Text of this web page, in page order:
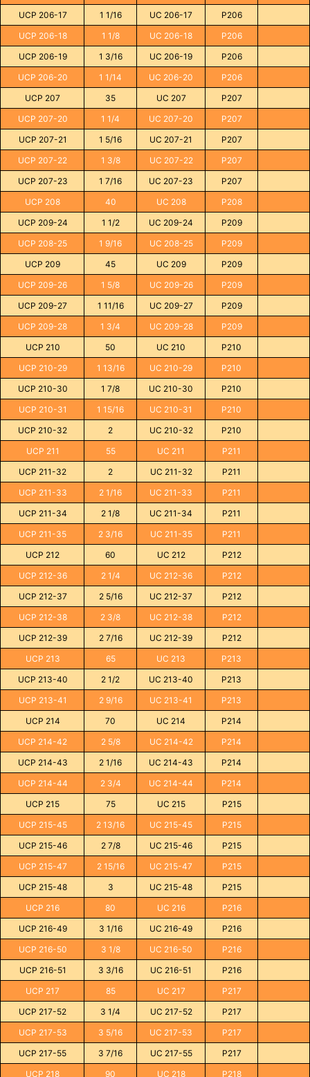
UCP 206-17
1 1/16 UC 206-17
P206
UCP 206-18
1 1/8 UC 206-18
P206
UCP 206-19
1 3/16 UC 206-19
P206
UCP 206-20
1 1/14 UC 206-20
P206
UCP 207
35 UC 207
P207
UCP 207-20
1 1/4 UC 207-20
P207
UCP 207-21
1 5/16 UC 207-21
P207
UCP 207-22
1 3/8 UC 207-22
P207
UCP 207-23
1 7/16 UC 207-23
P207
UCP 208
40 UC 208
P208
UCP 209-24
1 1/2 UC 209-24
P209
UCP 208-25
1 9/16 UC 208-25
P209
UCP 209
45 UC 209
P209
UCP 209-26
1 5/8 UC 209-26
P209
UCP 209-27
1 11/16 UC 209-27
P209
UCP 209-28
1 3/4 UC 209-28
P209
UCP 210
50 UC 210
P210
UCP 210-29
1 13/16 UC 210-29
P210
UCP 210-30
1 7/8 UC 210-30
P210
UCP 210-31
1 15/16 UC 210-31
P210
UCP 210-32
2 UC 210-32
P210
UCP 211
55 UC 211
P211
UCP 211-32
2 UC 211-32
P211
UCP 211-33
2 1/16 UC 211-33
P211
UCP 211-34
2 1/8 UC 211-34
P211
UCP 211-35
2 3/16 UC 211-35
P211
UCP 212
60 UC 212
P212
UCP 212-36
2 1/4 UC 212-36
P212
UCP 212-37
2 5/16 UC 212-37
P212
UCP 212-38
2 3/8 UC 212-38
P212
UCP 212-39
2 7/16 UC 212-39
P212
UCP 213
65 UC 213
P213
UCP 213-40
2 1/2 UC 213-40
P213
UCP 213-41
2 9/16 UC 213-41
P213
UCP 214
70 UC 214
P214
UCP 214-42
2 5/8 UC 214-42
P214
UCP 214-43
2 1/16 UC 214-43
P214
UCP 214-44
2 3/4 UC 214-44
P214
UCP 215
75 UC 215
P215
UCP 215-45
2 13/16 UC 215-45
P215
UCP 215-46
2 7/8 UC 215-46
P215
UCP 215-47
2 15/16 UC 215-47
P215
UCP 215-48
3 UC 215-48
P215
UCP 216
80 UC 216
P216
UCP 216-49
3 1/16 UC 216-49
P216
UCP 216-50
3 1/8 UC 216-50
P216
UCP 216-51
3 3/16 UC 216-51
P216
UCP 217
85 UC 217
P217
UCP 217-52
3 1/4 UC 217-52
P217
UCP 217-53
3 5/16 UC 217-53
P217
UCP 217-55
3 7/16 UC 217-55
P217
UCP 218
90 UC 218 P218